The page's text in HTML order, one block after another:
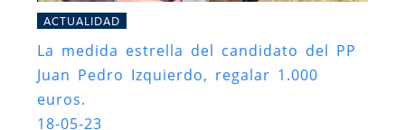
ACTUALIDAD
La medida estrella del candidato del PP
Juan Pedro Izquierdo, regalar 1.000
euros.
18-05-23